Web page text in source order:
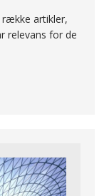
række artikler,
relevans for de